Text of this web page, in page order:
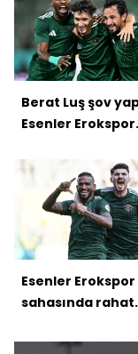
Berat Luş şov
Esenler Erokspor
Esenler Erokspor
sahasında rahat